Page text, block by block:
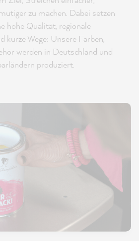
zu machen. Dabei setzen
hohe Qualität, regionale
kurze Wege: Unsere Farben,
werden in Deutschland und
produziert.